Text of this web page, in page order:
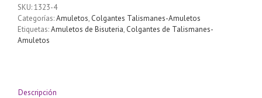
de
piel
redondo
SKU:1323-4
Categorías:Amuletos, Colgantes Talismanes-Amuletos
Etiquetas:Amuletos de Bisuteria, Colgantes de Talismanes-
Amuletos
Descripción